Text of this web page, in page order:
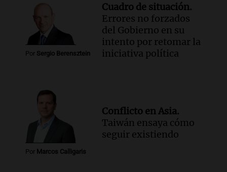
Por Sergio Berensztein
Cuadro de situación.
Errores no forzados
del Gobierno en su
intento por retomar la
iniciativa política
Por Marcos Calligaris
Conflicto en Asia.
Taiwán ensaya cómo
seguir existiendo